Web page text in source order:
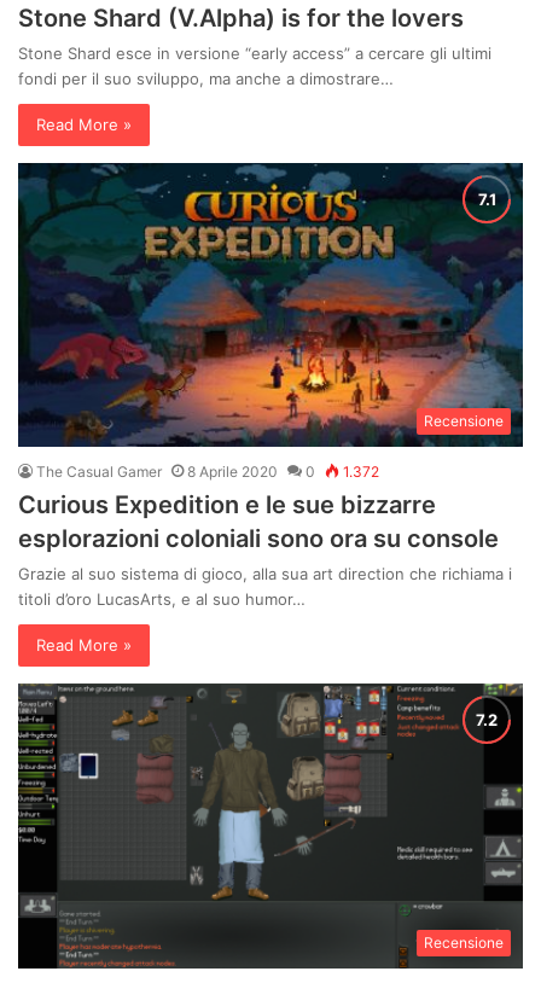
Stone Shard (V.Alpha) is for the lovers
Stone Shard esce in versione “early access” a cercare gli ultimi
fondi per il suo sviluppo, ma anche a dimostrare…
Read More »
Recensione
The Casual Gamer 8 Aprile 2020 0 1.372
Curious Expedition e le sue bizzarre
esplorazioni coloniali sono ora su console
Grazie al suo sistema di gioco, alla sua art direction che richiama i
titoli d’oro LucasArts, e al suo humor…
Read More »
Recensione